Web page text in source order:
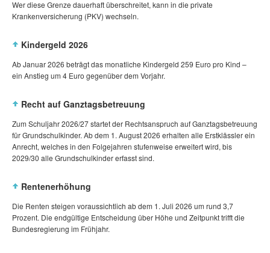
Wer diese Grenze dauerhaft überschreitet, kann in die private
Krankenversicherung (PKV) wechseln.
Kindergeld 2026
Ab Januar 2026 beträgt das monatliche Kindergeld 259 Euro pro Kind –
ein Anstieg um 4 Euro gegenüber dem Vorjahr.
Recht auf Ganztagsbetreuung
Zum Schuljahr 2026/27 startet der Rechtsanspruch auf Ganztagsbetreuung
für Grundschulkinder. Ab dem 1. August 2026 erhalten alle Erstklässler ein
Anrecht, welches in den Folgejahren stufenweise erweitert wird, bis
2029/30 alle Grundschulkinder erfasst sind.
Rentenerhöhung
Die Renten steigen voraussichtlich ab dem 1. Juli 2026 um rund 3,7
Prozent. Die endgültige Entscheidung über Höhe und Zeitpunkt trifft die
Bundesregierung im Frühjahr.